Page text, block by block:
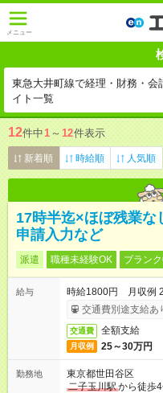
メニュー
東急大井町線で経理・財務・会
イト一覧
12件中1 ～ 12件表示
新着順 時給順 人気順
17時半迄×ほぼ残業な
申請入力など
派遣 職種未経験OK ブラン
給与
時給1800円 月収例
交通費別途支給あ
交通費 全額支給
月収例 25～30万円
勤務地
東京都世田谷区
二子玉川駅から徒歩